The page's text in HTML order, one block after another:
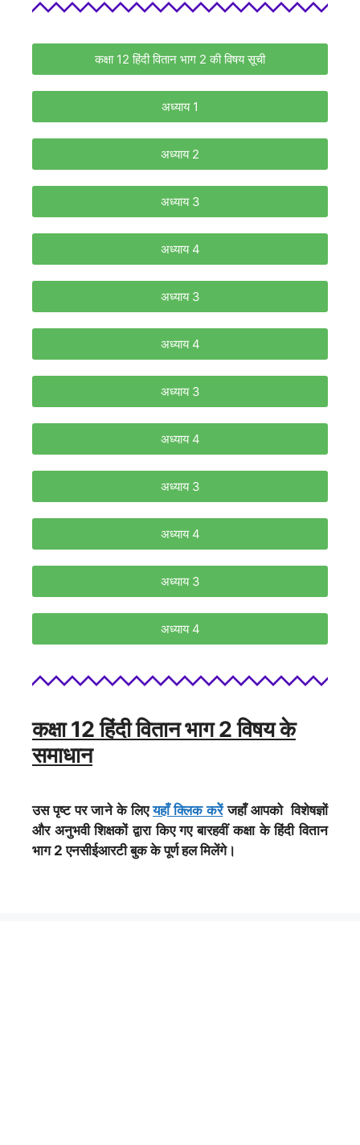
कक्षा 12 हिंदी वितान भाग 2 की विषय सूची
अध्याय 1
अध्याय 2
अध्याय 3
अध्याय 4
अध्याय 3
अध्याय 4
अध्याय 3
अध्याय 4
अध्याय 3
अध्याय 4
अध्याय 3
अध्याय 4
कक्षा 12 हिंदी वितान भाग 2 विषय के
समाधान
उस पृष्ट पर जाने के लिएयहाँ क्लिक करेेंजहाँ आपको विशेषज्ञों
और अनुभवी शिक्षकों द्वारा किए गए बारहवीं कक्षा के हिंदी वितान
भाग 2 एनसीईआरटी बुक के पूर्ण हल मिलेंगे।